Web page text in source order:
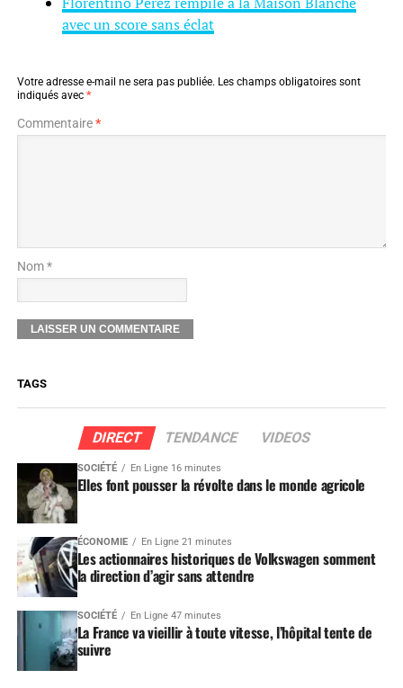
avec un score sans éclat
Votre adresse e-mail ne sera pas publiée. Les champs obligatoires sont
indiqués avec *
Commentaire*
Nom *
TAGS
DIRECT TENDANCE VIDEOS
SOCIÉTÉ En Ligne 16 minutes
Elles font pousser la révolte dans le monde agricole
ÉCONOMIE En Ligne 21 minutes
Les actionnaires historiques de Volkswagen somment
la direction d’agir sans attendre
SOCIÉTÉ En Ligne 47 minutes
La France va vieillir à toute vitesse, l’hôpital tente de
suivre